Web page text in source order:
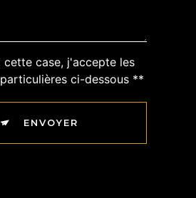
cette case, j'accepte les
ci-dessous **
ENVOYER